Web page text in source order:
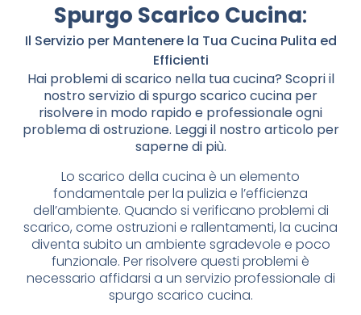
Spurgo Scarico Cucina:
Il Servizio per Mantenere la Tua Cucina Pulita ed
Efficienti
Hai problemi di scarico nella tua cucina? Scopri il
nostro servizio di spurgo scarico cucina per
risolvere in modo rapido e professionale ogni
problema di ostruzione. Leggi il nostro articolo per
saperne di più.
Lo scarico della cucina è un elemento
fondamentale per la pulizia e l’efficienza
dell’ambiente. Quando si verificano problemi di
scarico, come ostruzioni e rallentamenti, la cucina
diventa subito un ambiente sgradevole e poco
funzionale. Per risolvere questi problemi è
necessario affidarsi a un servizio professionale di
spurgo scarico cucina.